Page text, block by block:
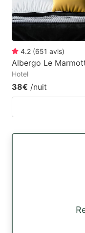
4.2 (651 avis)
Albergo Le
Hotel
38€ /nuit